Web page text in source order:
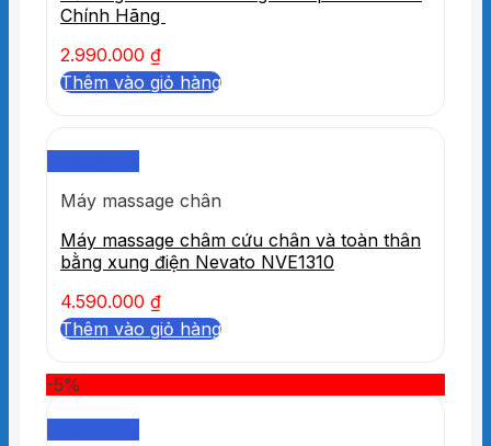
Chính Hãng
2.990.000 ₫
Thêm vào giỏ hàng
Máy massage chân
Máy massage châm cứu chân và toàn thân
bằng xung điện Nevato NVE1310
4.590.000 ₫
Thêm vào giỏ hàng
-5%